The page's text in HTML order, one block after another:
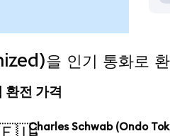
을 인기 통화로 환
전 가격
Charles Schwab (Ondo